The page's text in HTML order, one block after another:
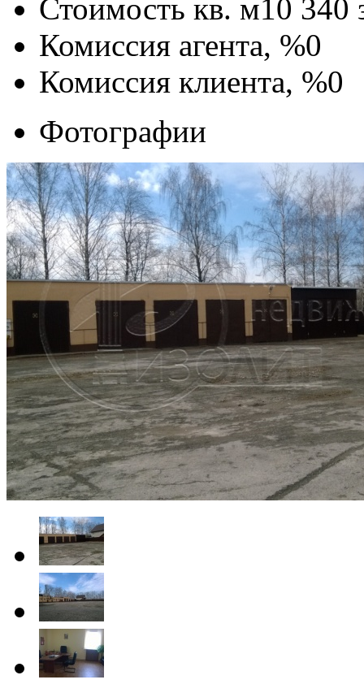
Стоимость кв. м10 340
Комиссия агента, %0
Комиссия клиента, %0
Фотографии